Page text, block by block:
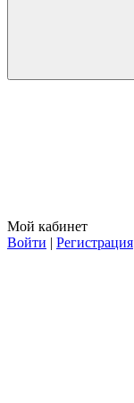
Мой кабинет
Войти | Регистрация